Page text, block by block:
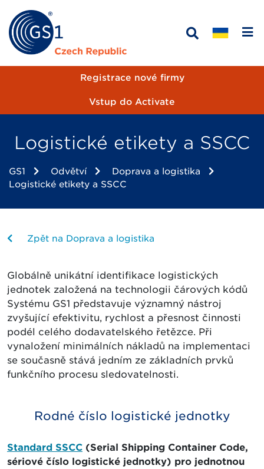
Registrace nové firmy
Vstup do Activate
Logistické etikety a SSCC
GS1 Odvětví
Doprava a logistika
Logistické etikety a SSCC
Zpět na Doprava a logistika
Globálně unikátní identifikace logistických
jednotek založená na technologii čárových kódů
Systému GS1 představuje významný nástroj
zvyšující efektivitu, rychlost a přesnost činnosti
podél celého dodavatelského řetězce. Při
vynaložení minimálních nákladů na implementaci
se současně stává jedním ze základních prvků
funkčního procesu sledovatelnosti.
Rodné číslo logistické jednotky
Standard SSCC (Serial Shipping Container Code,
sériové číslo logistické jednotky) pro jednotnou